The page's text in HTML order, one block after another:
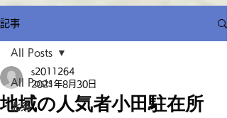
記事
All Posts
北条
All Posts
地域の人気者小田駐在所
s2011264
2021年8月30日